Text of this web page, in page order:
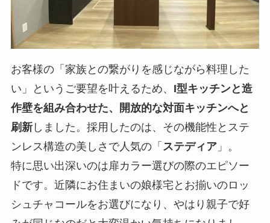
お客様の「家族との繋がりを感じながら料理した
い」というご要望を叶えるため、 I型キッチンと造
作壁を組み合わせた、開放的な対面キッチンへと
刷新しました。採用したのは、その機能性とステ
ンレス構造の美しさで人気の「 ステディア」。
特に思い出深いのは扉カラー選びの際のエピソー
ドです。近隣にお住まいの娘様宅とお揃いのロッ
シュチャコールをお選びになり、やはり親子で好